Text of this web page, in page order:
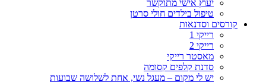
יעוץ אישי מתוקשר
טיפול בילדים חולי סרטן
קורסים וסדנאות
רייקי 1
רייקי 2
מאסטר רייקי
סדנת קלפים קסומה
יש לי מקום – מעגל נשי, אחת לשלושה שבועות